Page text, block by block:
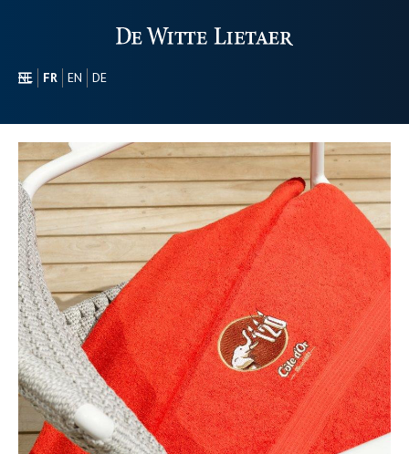
NL FR EN
DE
À PROPOS DE NOUS
NOTRE GAMME
CONTACT